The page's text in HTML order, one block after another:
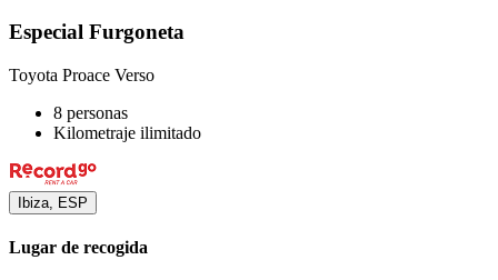
Especial Furgoneta
Toyota Proace Verso
8 personas
Kilometraje ilimitado
Ibiza, ESP
Lugar de recogida